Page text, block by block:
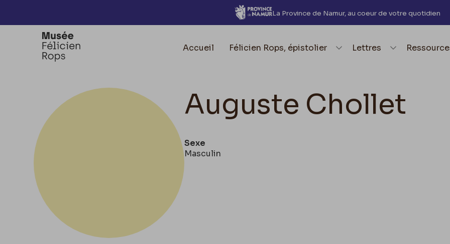
La Province de Namur, au coeur de votre quotidien
Accueil element.menu.open_menu
Félicien Rops, épistolier Lettres
Auguste Chollet
Sexe
Masculin